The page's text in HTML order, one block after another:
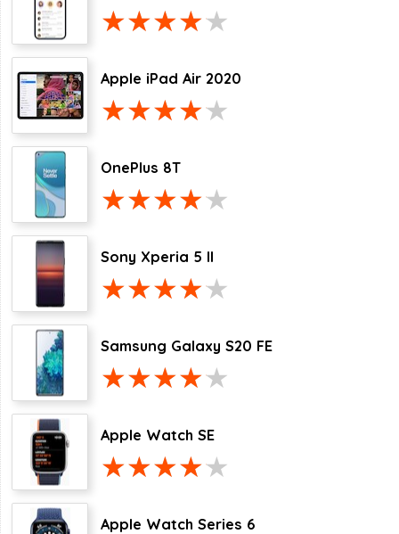
Apple iPad Air 2020
OnePlus 8T
Sony Xperia 5 II
Samsung Galaxy S20 FE
Apple Watch SE
Apple Watch Series 6